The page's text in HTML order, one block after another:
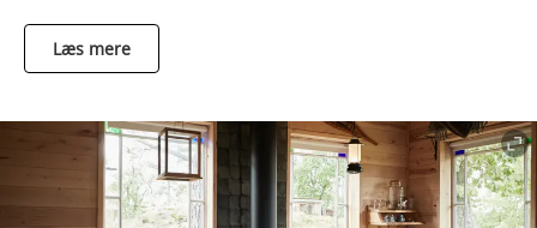
Læs mere